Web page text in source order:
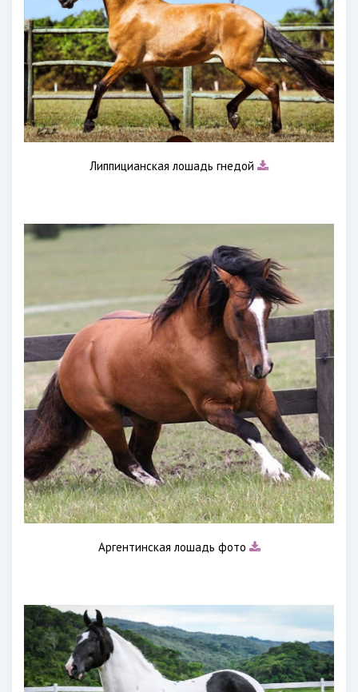
Липпицианская лошадь гнедой
Аргентинская лошадь фото